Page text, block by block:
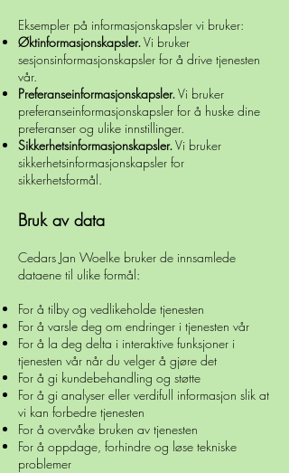
Eksempler på informasjonskapsler vi bruker:
Øktinformasjonskapsler.Vi bruker
sesjonsinformasjonskapsler for å drive tjenesten
vår.
Preferanseinformasjonskapsler.Vi bruker
preferanseinformasjonskapsler for å huske dine
preferanser og ulike innstillinger.
Sikkerhetsinformasjonskapsler.Vi bruker
sikkerhetsinformasjonskapsler for
sikkerhetsformål.
Bruk av data
Cedars Jan Woelke bruker de innsamlede
dataene til ulike formål:
For å tilby og vedlikeholde tjenesten
For å varsle deg om endringer i tjenesten vår
For å la deg delta i interaktive funksjoner i
tjenesten vår når du velger å gjøre det
For å gi kundebehandling og støtte
For å gi analyser eller verdifull informasjon slik at
vi kan forbedre tjenesten
For å overvåke bruken av tjenesten
For å oppdage, forhindre og løse tekniske
problemer